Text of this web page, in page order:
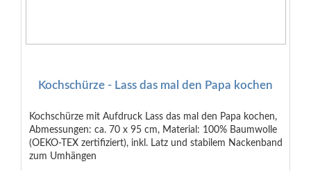
Kochschürze - Lass das mal den Papa kochen
Kochschürze mit Aufdruck Lass das mal den Papa kochen,
Abmessungen: ca. 70 x 95 cm, Material: 100% Baumwolle
(OEKO-TEX zertifiziert), inkl. Latz und stabilem Nackenband
zum Umhängen